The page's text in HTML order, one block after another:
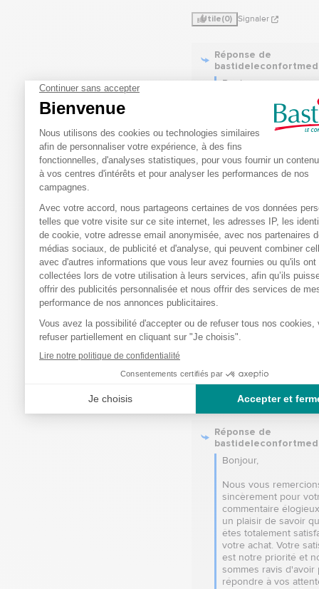
Utile(0) Signaler
Réponse de
Bonjour,
Nous sommes
d'apprendre que
n'a pas répondu à
en matière
Votre retour est
nous aidera à
offres. N'hésitez pas
discuter de votre
Cordialement.
L’équipe
Avis vérifié
Parfait ! Tout à fait satisfait.
27/02/2026 parMARIE
Signaler
Réponse de
Bonjour,
Nous vous
sincèrement pour
commentaire
un plaisir de savoir
êtes totalement
votre achat. Votre
est notre priorité et
sommes ravis d'avoir
répondre à vos